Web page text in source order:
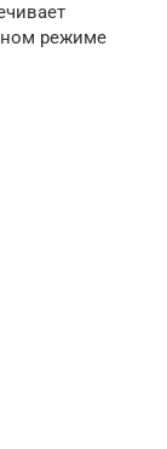
режиме